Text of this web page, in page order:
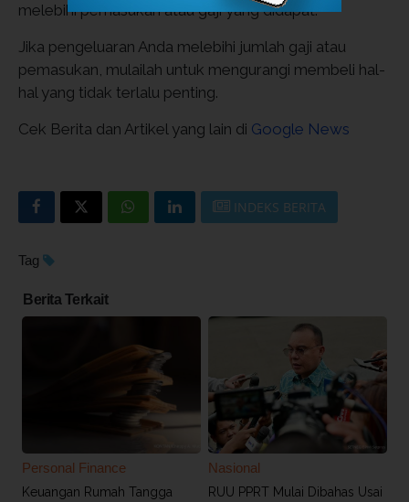
melebihi pemasukan atau gaji yang didapat.
Jika pengeluaran Anda melebihi jumlah gaji atau
pemasukan, mulailah untuk mengurangi membeli hal-
hal yang tidak terlalu penting.
Cek Berita dan Artikel yang lain di Google News
INDEKS BERITA
Tag
Berita Terkait
Personal Finance
Keuangan Rumah Tangga
Nasional
RUU PPRT Mulai Dibahas Usai